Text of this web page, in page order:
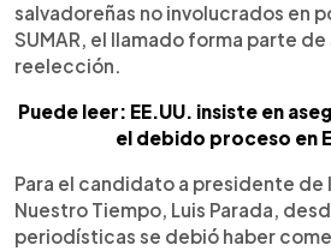
salvadoreñas no involucrados en
SUMAR, el llamado forma parte
reelección.
Puede leer: EE.UU. insiste en
el debido proceso en
Para el candidato a presidente de
Nuestro Tiempo, Luis Parada,
periodísticas se debió haber